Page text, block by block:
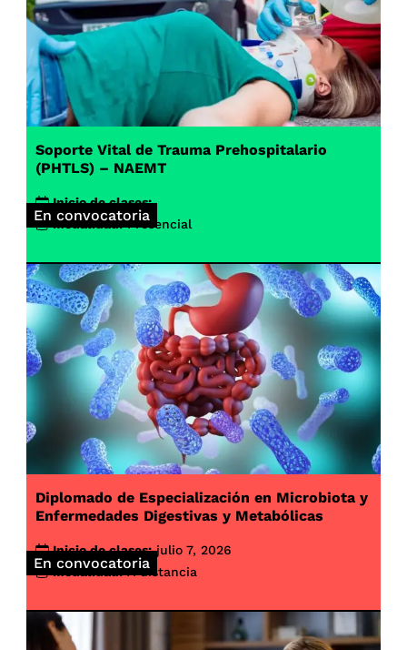
En convocatoria
Soporte Vital de Trauma Prehospitalario
(PHTLS) – NAEMT
Inicio de clases:
Modalidad: Presencial
En convocatoria
Diplomado de Especialización en Microbiota y
Enfermedades Digestivas y Metabólicas
Inicio de clases: julio 7, 2026
Modalidad: A distancia